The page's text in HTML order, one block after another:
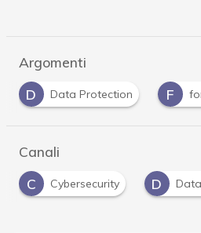
Argomenti
F
formazione guida
Canali
D Data protection